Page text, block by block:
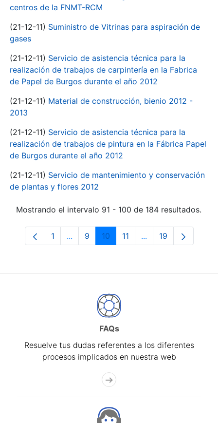
centros de la FNMT-RCM
(21-12-11) Suministro de Vitrinas para aspiración de
gases
(21-12-11) Servicio de asistencia técnica para la
realización de trabajos de carpintería en la Fabrica
de Papel de Burgos durante el año 2012
(21-12-11) Material de construcción, bienio 2012 -
2013
(21-12-11) Servicio de asistencia técnica para la
realización de trabajos de pintura en la Fábrica Papel
de Burgos durante el año 2012
(21-12-11) Servicio de mantenimiento y conservación
de plantas y flores 2012
Mostrando el intervalo 91 - 100 de 184 resultados.
Página
1 ...Páginas intermedias Use TAB para
Página
9 Página
10 Página
11 ...PáginasPágina
19
FAQs
Resuelve tus dudas referentes a los diferentes
procesos implicados en nuestra web